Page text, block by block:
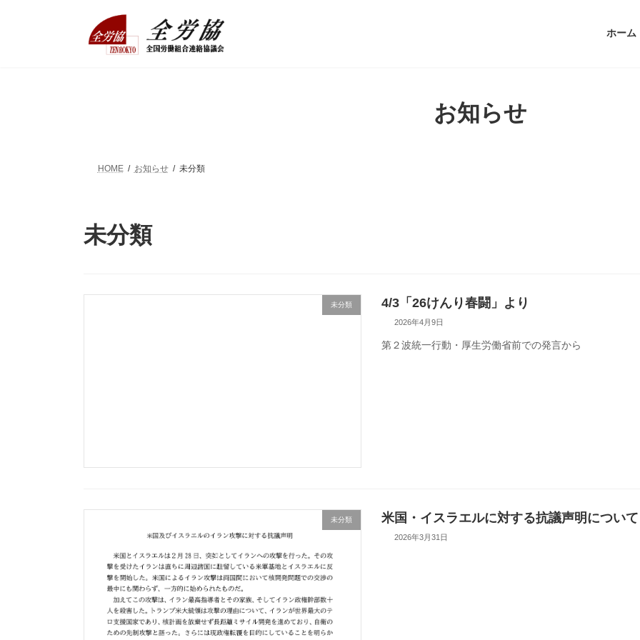
ホーム
お知らせ
HOME お知らせ 未分類
未分類
未分類 4/3「26けんり春闘」より
2026年4月9日
第２波統一行動・厚生労働省前での発言から
未分類 米国・イスラエルに対する抗議声明について
2026年3月31日